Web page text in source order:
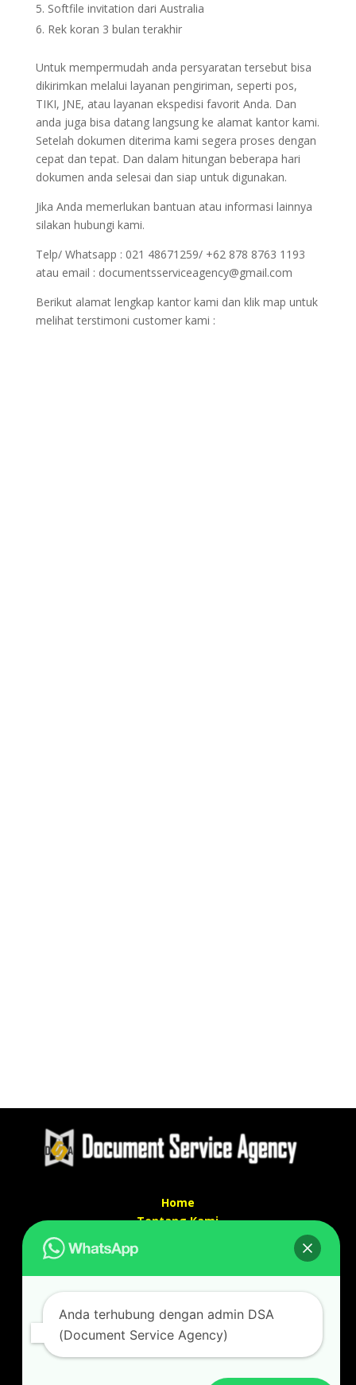
Softfile invitation dari Australia
Rek koran 3 bulan terakhir
Untuk mempermudah anda persyaratan tersebut bisa
dikirimkan melalui layanan pengiriman, seperti pos,
TIKI, JNE, atau layanan ekspedisi favorit Anda. Dan
anda juga bisa datang langsung ke alamat kantor kami.
Setelah dokumen diterima kami segera proses dengan
cepat dan tepat. Dan dalam hitungan beberapa hari
dokumen anda selesai dan siap untuk digunakan.
Jika Anda memerlukan bantuan atau informasi lainnya
silakan hubungi kami.
Telp/ Whatsapp : 021 48671259/ +62 878 8763 1193
atau email : documentsserviceagency@gmail.com
Berikut alamat lengkap kantor kami dan klik map untuk
melihat terstimoni customer kami :
Home
Tentang Kami
Kontak kami
Alamat kantor :
Jl Swadaya Pam No 6 Rt 006 Rw 007 Jatinegara,
Cakung, Jakarta Timur 13930
Anda terhubung dengan admin DSA
(Document Service Agency)